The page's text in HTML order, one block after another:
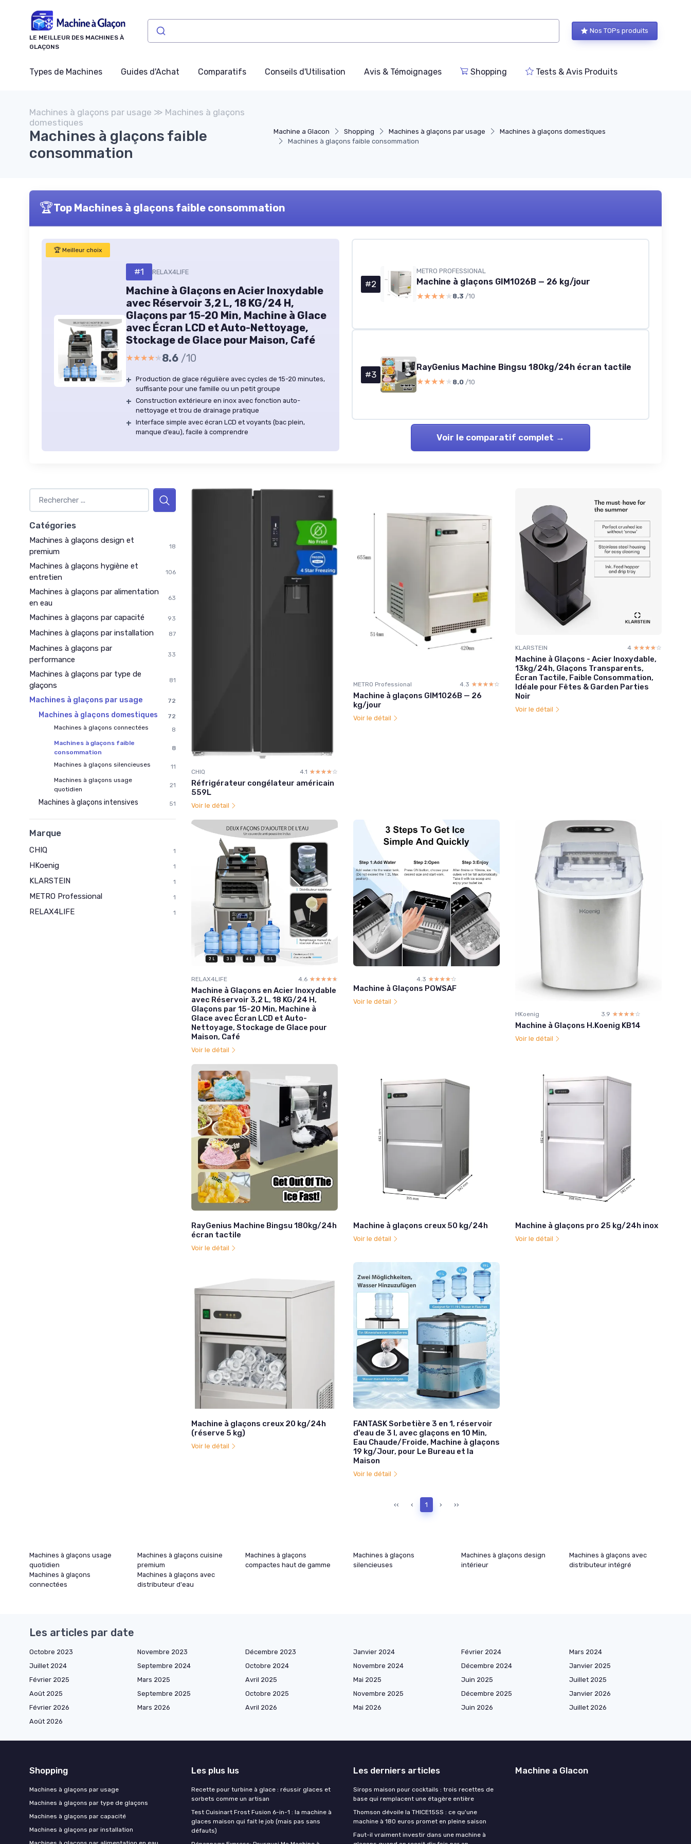
LE MEILLEUR DES MACHINES À
GLAÇONS
Nos TOPs produits
Types de Machines Guides d'Achat Comparatifs Conseils d'Utilisation Avis & Témoignages Shopping Tests & Avis Produits
Machine a Glacon Shopping Machines à glaçons par usage
Machines à glaçons domestiques
Machines à glaçons faible consommation
Machines à glaçons par usage ≫ Machines à glaçons
domestiques
Machines à glaçons faible
consommation
🏆Top Machines à glaçons faible consommation
🏆 Meilleur choix
#1 RELAX4LIFE
Machine à Glaçons en Acier Inoxydable
avec Réservoir 3,2 L, 18 KG/24 H,
Glaçons par 15-20 Min, Machine à Glace
avec Écran LCD et Auto-Nettoyage,
Stockage de Glace pour Maison, Café
★★★★★
★★★★★8.6 /10
+ Production de glace régulière avec cycles de 15-20 minutes,
suffisante pour une famille ou un petit groupe
+ Construction extérieure en inox avec fonction auto-
nettoyage et trou de drainage pratique
+ Interface simple avec écran LCD et voyants (bac plein,
manque d’eau), facile à comprendre
#2
METRO PROFESSIONAL
Machine à glaçons GIM1026B — 26 kg/jour
★★★★★
★★★★★ 8.3 /10
#3
RayGenius Machine Bingsu 180kg/24h écran tactile
★★★★★
★★★★★ 8.0 /10
Voir le comparatif complet →
Catégories
Machines à glaçons design et
premium
18
Machines à glaçons hygiène et
entretien
106
Machines à glaçons par alimentation
en eau
63
Machines à glaçons par capacité 93
Machines à glaçons par installation 87
Machines à glaçons par
performance
33
Machines à glaçons par type de
glaçons
81
Machines à glaçons par usage 72
Machines à glaçons domestiques
72
Machines à glaçons connectées
8
Machines à glaçons faible
consommation
8
Machines à glaçons silencieuses
11
Machines à glaçons usage
quotidien
21
Machines à glaçons intensives 51
Marque
CHIQ 1
HKoenig 1
KLARSTEIN 1
METRO Professional 1
RELAX4LIFE 1
CHIQ 4.1 ☆☆☆☆☆
★★★★★
Réfrigérateur congélateur américain
559L
Voir le détail
METRO Professional 4.3 ☆☆☆☆☆
★★★★★
Machine à glaçons GIM1026B — 26
kg/jour
Voir le détail
KLARSTEIN 4 ☆☆☆☆☆
★★★★★
Machine à Glaçons - Acier Inoxydable,
13kg/24h, Glaçons Transparents,
Écran Tactile, Faible Consommation,
Idéale pour Fêtes & Garden Parties
Noir
Voir le détail
RELAX4LIFE 4.6 ☆☆☆☆☆
★★★★★
Machine à Glaçons en Acier Inoxydable
avec Réservoir 3,2 L, 18 KG/24 H,
Glaçons par 15-20 Min, Machine à
Glace avec Écran LCD et Auto-
Nettoyage, Stockage de Glace pour
Maison, Café
Voir le détail
4.3 ☆☆☆☆☆
★★★★★
Machine à Glaçons POWSAF
Voir le détail
HKoenig 3.9 ☆☆☆☆☆
★★★★★
Machine à Glaçons H.Koenig KB14
Voir le détail
RayGenius Machine Bingsu 180kg/24h
écran tactile
Voir le détail
Machine à glaçons creux 50 kg/24h
Voir le détail
Machine à glaçons pro 25 kg/24h inox
Voir le détail
Machine à glaçons creux 20 kg/24h
(réserve 5 kg)
Voir le détail
FANTASK Sorbetière 3 en 1, réservoir
d'eau de 3 l, avec glaçons en 10 Min,
Eau Chaude/Froide, Machine à glaçons
19 kg/Jour, pour Le Bureau et la
Maison
Voir le détail
‹‹ ‹ 1 › ››
Machines à glaçons usage
quotidien
Machines à glaçons cuisine
premium
Machines à glaçons
compactes haut de gamme
Machines à glaçons
silencieuses
Machines à glaçons design
intérieur
Machines à glaçons avec
distributeur intégré
Machines à glaçons
connectées
Machines à glaçons avec
distributeur d'eau
Les articles par date
Octobre 2023 Novembre 2023 Décembre 2023 Janvier 2024 Février 2024
Mars 2024
Juillet 2024
Septembre 2024 Octobre 2024 Novembre 2024 Décembre 2024
Janvier 2025
Février 2025
Mars 2025 Avril 2025 Mai 2025 Juin 2025
Juillet 2025
Août 2025
Septembre 2025 Octobre 2025 Novembre 2025 Décembre 2025
Janvier 2026
Février 2026
Mars 2026 Avril 2026 Mai 2026 Juin 2026
Juillet 2026
Août 2026
Shopping
Machines à glaçons par usage
Machines à glaçons par type de glaçons
Machines à glaçons par capacité
Machines à glaçons par installation
Les plus lus
Recette pour turbine à glace : réussir glaces et
sorbets comme un artisan
Test Cuisinart Frost Fusion 6-in-1 : la machine à
glaces maison qui fait le job (mais pas sans
défauts)
Les derniers articles
Sirops maison pour cocktails : trois recettes de
base qui remplacent une étagère entière
Thomson dévoile la THICE15SS : ce qu'une
machine à 180 euros promet en pleine saison
Faut-il vraiment investir dans une machine à
Machine a Glacon